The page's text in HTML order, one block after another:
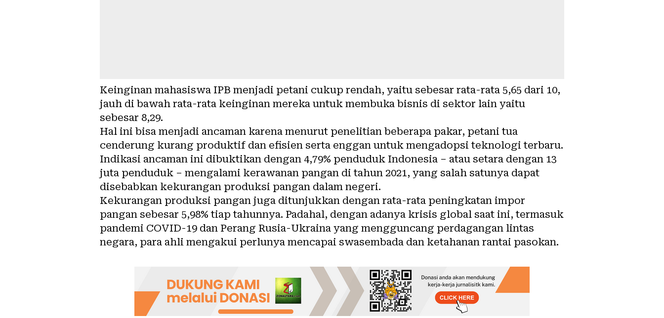
Keinginan mahasiswa IPB menjadi petani cukup rendah, yaitu sebesar rata-rata 5,65 dari 10,
jauh di bawah rata-rata keinginan mereka untuk membuka bisnis di sektor lain yaitu
sebesar 8,29.
Hal ini bisa menjadi ancaman karena menurut penelitian beberapa pakar, petani tua
cenderung kurang produktif dan efisien serta enggan untuk mengadopsi teknologi terbaru.
Indikasi ancaman ini dibuktikan dengan 4,79% penduduk Indonesia – atau setara dengan 13
juta penduduk – mengalami kerawanan pangan di tahun 2021, yang salah satunya dapat
disebabkan kekurangan produksi pangan dalam negeri.
Kekurangan produksi pangan juga ditunjukkan dengan rata-rata peningkatan impor
pangan sebesar 5,98% tiap tahunnya. Padahal, dengan adanya krisis global saat ini, termasuk
pandemi COVID-19 dan Perang Rusia-Ukraina yang mengguncang perdagangan lintas
negara, para ahli mengakui perlunya mencapai swasembada dan ketahanan rantai pasokan.